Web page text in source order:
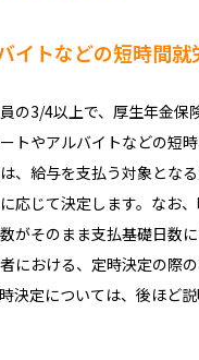
イトなどの短時間就
の3/4以上で、厚生年金保
トやアルバイトなどの短
、給与を支払う対象とな
に応じて決定します。なお
がそのまま支払基礎日数
における、定時決定の際
決定については、後ほど